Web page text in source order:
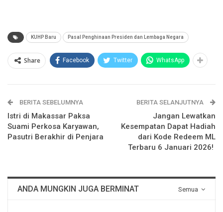
KUHP Baru Pasal Penghinaan Presiden dan Lembaga Negara
Share Facebook Twitter WhatsApp
BERITA SEBELUMNYA
Istri di Makassar Paksa
Suami Perkosa Karyawan,
Pasutri Berakhir di Penjara
BERITA SELANJUTNYA
Jangan Lewatkan
Kesempatan Dapat Hadiah
dari Kode Redeem ML
Terbaru 6 Januari 2026!
Semua
ANDA MUNGKIN JUGA BERMINAT